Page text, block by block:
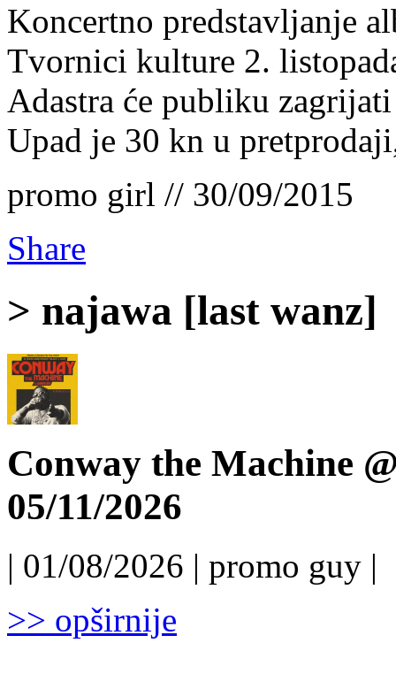
Koncertno predstavljanje
Tvornici kulture 2.
Adastra će publiku
Upad je 30 kn u
promo girl // 30/09/2015
Share
> najawa [last wanz]
Conway the Machine
05/11/2026
| 01/08/2026 | promo guy |
>> opširnije